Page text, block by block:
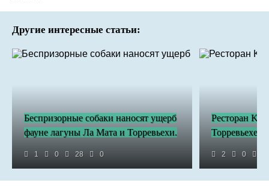
Другие интересные статьи:
Беспризорные собаки наносят ущерб
фауне лагуны Ла Мата и Торревьехи.
1 0 28 0
Ресторан
Торревьехе
2 0